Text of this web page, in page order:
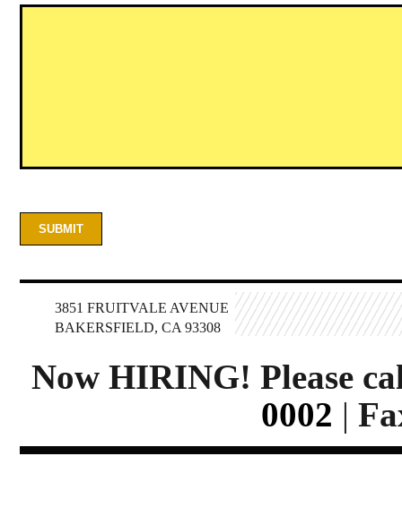
3851 FRUITVALE AVENUE
BAKERSFIELD, CA 93308
Now HIRING! Please
0002 |